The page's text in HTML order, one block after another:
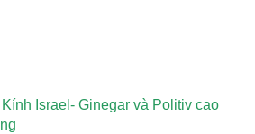
Israel- Ginegar và Politiv cao